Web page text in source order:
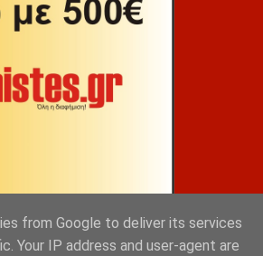
from Google to deliver its services
Your IP address and user-agent are